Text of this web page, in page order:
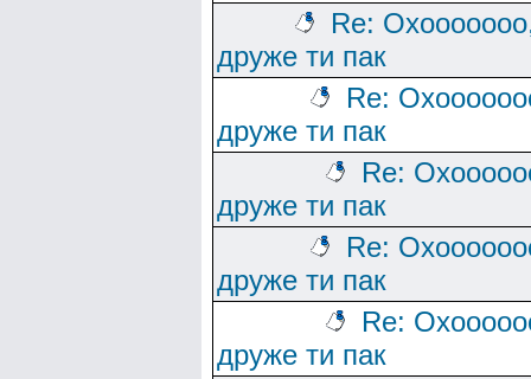
Re:
друже ти пак
Re:
друже ти пак
Re:
друже ти пак
Re:
друже ти пак
Re:
друже ти пак